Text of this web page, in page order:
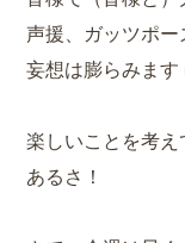
声援、ガッツポー
妄想は膨らみます
楽しいことを考え
あるさ！